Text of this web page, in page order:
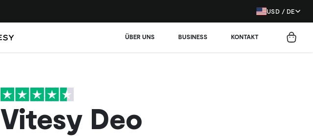
USD / DE
ÜBER UNS BUSINESS KONTAKT
Vitesy Deo